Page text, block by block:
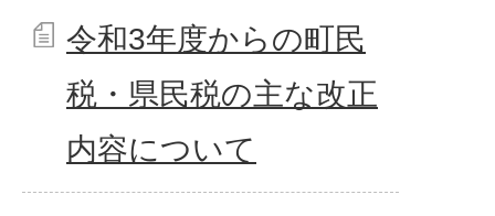
令和3年度からの町民
税・県民税の主な改正
内容について